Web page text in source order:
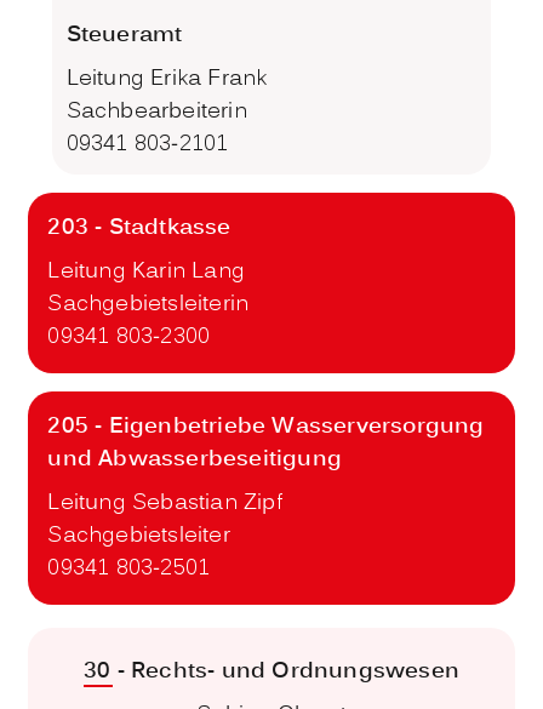
Steueramt
Leitung Erika Frank
Sachbearbeiterin
09341 803-2101
203 - Stadtkasse
Leitung Karin Lang
Sachgebietsleiterin
09341 803-2300
205 - Eigenbetriebe Wasserversorgung
und Abwasserbeseitigung
Leitung Sebastian Zipf
Sachgebietsleiter
09341 803-2501
30 - Rechts- und Ordnungswesen